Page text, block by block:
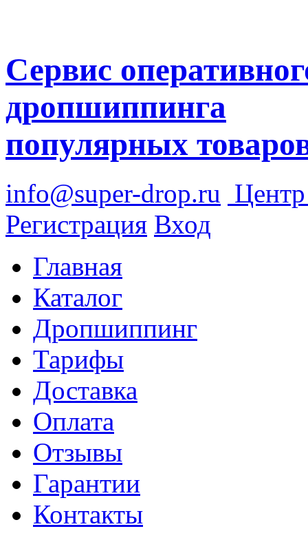
Сервис
дропшиппинга
популярных
info@super-drop.ru
Регистрация Вход
Главная
Каталог
Дропшиппинг
Тарифы
Доставка
Оплата
Отзывы
Гарантии
Контакты